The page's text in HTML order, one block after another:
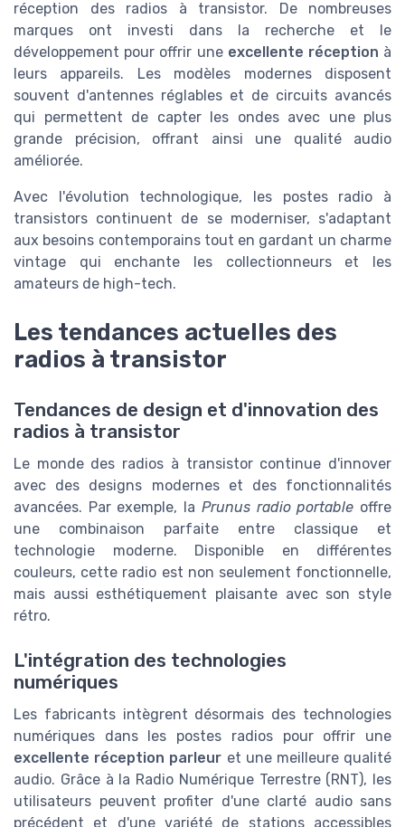
réception des radios à transistor. De nombreuses
marques ont investi dans la recherche et le
développement pour offrir une excellente réception à
leurs appareils. Les modèles modernes disposent
souvent d'antennes réglables et de circuits avancés
qui permettent de capter les ondes avec une plus
grande précision, offrant ainsi une qualité audio
améliorée.
Avec l'évolution technologique, les postes radio à
transistors continuent de se moderniser, s'adaptant
aux besoins contemporains tout en gardant un charme
vintage qui enchante les collectionneurs et les
amateurs de high-tech.
Les tendances actuelles des
radios à transistor
Tendances de design et d'innovation des
radios à transistor
Le monde des radios à transistor continue d'innover
avec des designs modernes et des fonctionnalités
avancées. Par exemple, la Prunus radio portable offre
une combinaison parfaite entre classique et
technologie moderne. Disponible en différentes
couleurs, cette radio est non seulement fonctionnelle,
mais aussi esthétiquement plaisante avec son style
rétro.
L'intégration des technologies
numériques
Les fabricants intègrent désormais des technologies
numériques dans les postes radios pour offrir une
excellente réception parleur et une meilleure qualité
audio. Grâce à la Radio Numérique Terrestre (RNT), les
utilisateurs peuvent profiter d'une clarté audio sans
précédent et d'une variété de stations accessibles